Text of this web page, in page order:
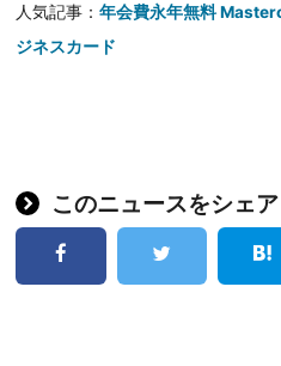
人気記事：年会費永年無料
ジネスカード
このニュースをシェ